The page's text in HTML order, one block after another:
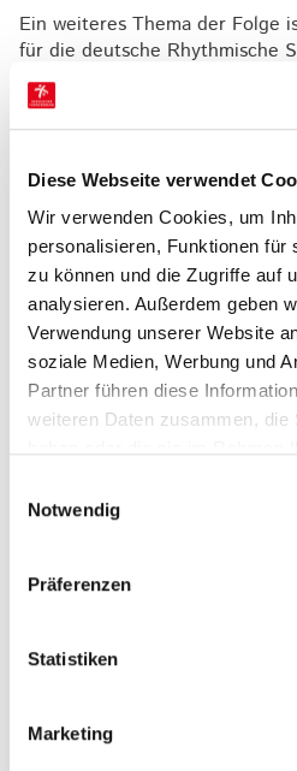
Diese Webseite verwendet
Wir verwenden Cookies, um
personalisieren, Funktionen für
zu können und die Zugriffe auf
analysieren. Außerdem geben
Verwendung unserer Website
soziale Medien, Werbung und
Partner führen diese
weiteren Daten zusammen, die
Notwendig
Präferenzen
Statistiken
Marketing
Ein weiteres Thema der Folge
für die deutsche Rhythmische
seit langer Zeit konnte eine
Jugend-Europameisterschaft
gewinnen. Gemeinsam
Sportart hat und welche
Zukunft der Rhythmischen
Deutschland ergeben.
Folge 6 ist ab sofort auf allen
Plattformen verfügbar. Jetzt